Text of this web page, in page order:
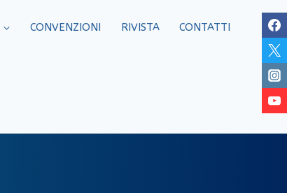
CONVENZIONI RIVISTA CONTATTI